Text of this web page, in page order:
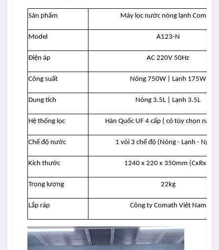
Sản phẩm Máy lọc nước nóng lạnh Comath
Model A123-N
Điện áp AC 220V 50Hz
Công suất Nóng 750W | Lạnh 175W
Dung tích Nóng 3.5L | Lạnh 3.5L
Hệ thống lọc Hàn Quốc UF 4 cấp ( có tùy chọn nâng
Chế độ nước 1 vòi 3 chế độ (Nóng - Lạnh -
Kích thước 1240 x 220 x 350mm (CxRxS)
Trọng lượng 22kg
Lắp ráp Công ty Comath Việt Nam